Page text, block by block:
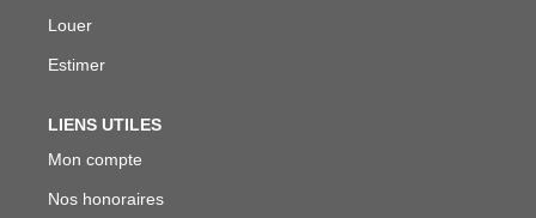
Louer
Estimer
LIENS UTILES
Mon compte
Nos honoraires